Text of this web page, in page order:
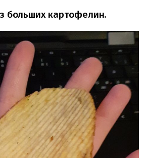
больших картофелин.